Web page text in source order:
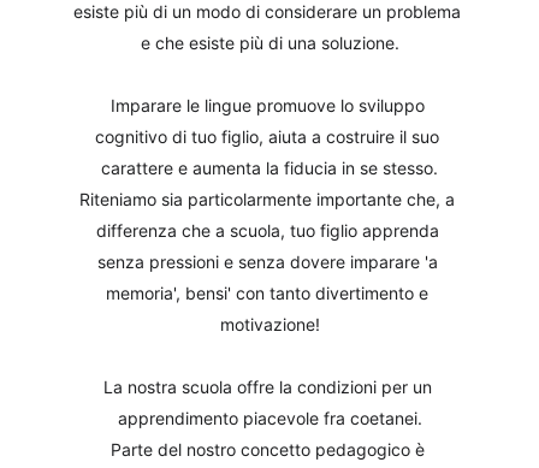
esiste più di un modo di considerare un problema
e che esiste più di una soluzione.
Imparare le lingue promuove lo sviluppo
cognitivo di tuo figlio, aiuta a costruire il suo
carattere e aumenta la fiducia in se stesso.
Riteniamo sia particolarmente importante che, a
differenza che a scuola, tuo figlio apprenda
senza pressioni e senza dovere imparare 'a
memoria', bensi' con tanto divertimento e
motivazione!
La nostra scuola offre la condizioni per un
apprendimento piacevole fra coetanei.
Parte del nostro concetto pedagogico è